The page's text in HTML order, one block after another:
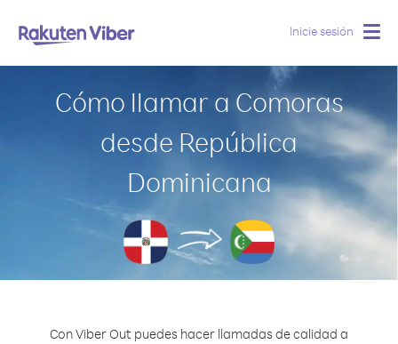
Inicie sesión
Cómo llamar a Comoras
desde República
Dominicana
Con Viber Out puedes hacer llamadas de calidad a